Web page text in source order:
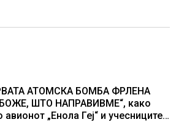
АТОМСКА БОМБА ФРЛЕНА
ШТО НАПРАВИВМЕ“, како
„Енола Геј“ и учесниците